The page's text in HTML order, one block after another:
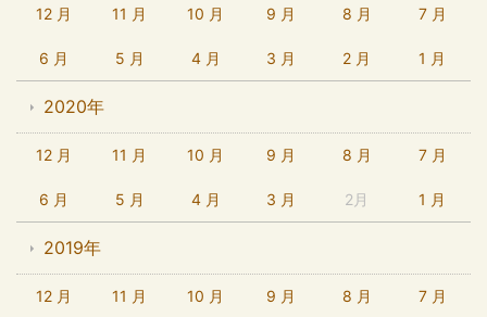
12 月 11 月 10 月 9 月 8 月 7 月
6 月 5 月 4 月 3 月 2 月 1 月
2020年
12 月 11 月 10 月 9 月 8 月 7 月
6 月 5 月 4 月 3 月 2月 1 月
2019年
12 月 11 月 10 月 9 月 8 月 7 月